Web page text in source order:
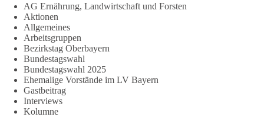
AG Ernährung, Landwirtschaft und Forsten
Aktionen
Allgemeines
Arbeitsgruppen
Bezirkstag Oberbayern
Bundestagswahl
Bundestagswahl 2025
Ehemalige Vorstände im LV Bayern
Gastbeitrag
Interviews
Kolumne